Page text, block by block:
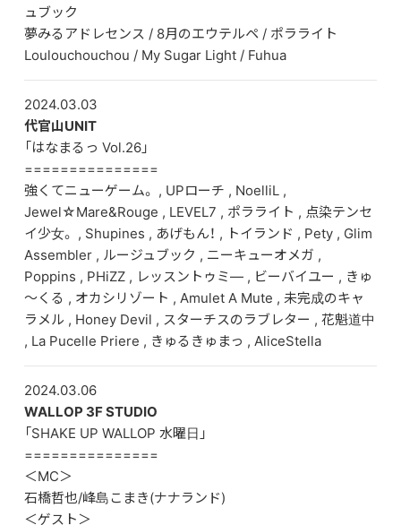
SHOP
COMPANY
ュブック
夢みるアドレセンス / 8月のエウテルペ / ポラライト
Loulouchouchou / My Sugar Light / Fuhua
2024.03.03
代官山UNIT
「はなまるっ Vol.26」
===============
強くてニューゲーム。 , UPローチ , NoelliL ,
Jewel☆Mare&Rouge , LEVEL7 , ポラライト , 点染テンセ
イ少女。 , Shupines , あげもん！ , トイランド , Pety , Glim
Assembler , ルージュブック , ニーキューオメガ ,
Poppins , PHiZZ , レッスントゥミ― , ビーバイユー , きゅ
～くる , オカシリゾート , Amulet A Mute , 未完成のキャ
ラメル , Honey Devil , スターチスのラブレター , 花魁道中
, La Pucelle Priere , きゅるきゅまっ , AliceStella
2024.03.06
WALLOP 3F STUDIO
「SHAKE UP WALLOP 水曜日」
===============
＜MC＞
石橋哲也/峰島こまき(ナナランド)
＜ゲスト＞